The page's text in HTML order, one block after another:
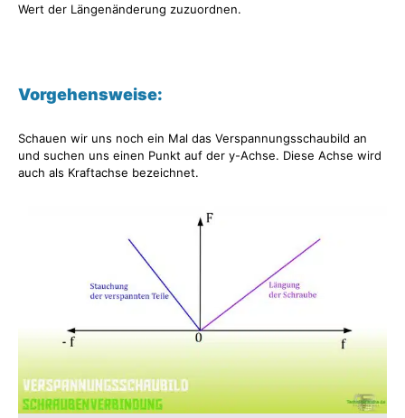
Wert der Längenänderung zuzuordnen.
Vorgehensweise:
Schauen wir uns noch ein Mal das Verspannungsschaubild an
und suchen uns einen Punkt auf der y-Achse. Diese Achse wird
auch als Kraftachse bezeichnet.